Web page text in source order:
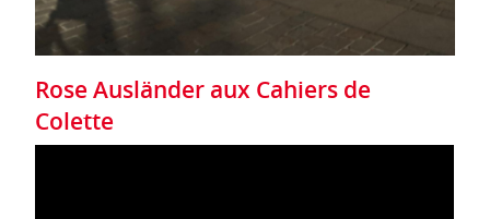
Rose Ausländer aux Cahiers de
Colette